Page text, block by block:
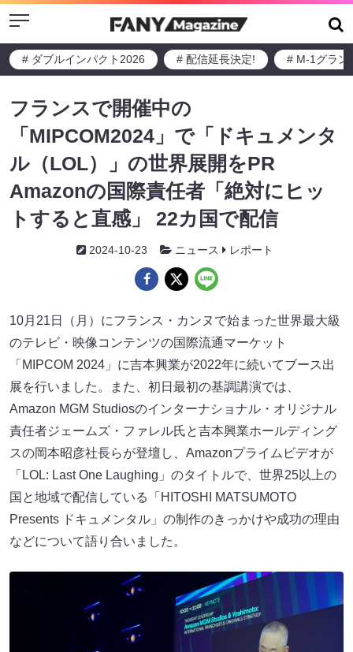
Menu
# ダブルインパクト2026 # 配信延長決定! # M-1グラン
フランスで開催中の
「MIPCOM2024」で「ドキュメンタ
ル（LOL）」の世界展開をPR
Amazonの国際責任者「絶対にヒッ
トすると直感」 22カ国で配信
2024-10-23 ニュース レポート
10月21日（月）にフランス・カンヌで始まった世界最大級
のテレビ・映像コンテンツの国際流通マーケット
「MIPCOM 2024」に吉本興業が2022年に続いてブース出
展を行いました。また、初日最初の基調講演では、
Amazon MGM Studiosのインターナショナル・オリジナル
責任者ジェームズ・ファレル氏と吉本興業ホールディング
スの岡本昭彦社長らが登壇し、Amazonプライムビデオが
「LOL: Last One Laughing」のタイトルで、世界25以上の
国と地域で配信している「HITOSHI MATSUMOTO
Presents ドキュメンタル」の制作のきっかけや成功の理由
などについて語り合いました。